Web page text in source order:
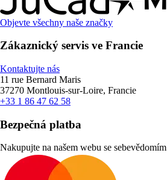
Objevte všechny naše značky
Zákaznický servis ve Francie
Kontaktujte nás
11 rue Bernard Maris
37270 Montlouis-sur-Loire, Francie
+33 1 86 47 62 58
Bezpečná platba
Nakupujte na našem webu se sebevědomím